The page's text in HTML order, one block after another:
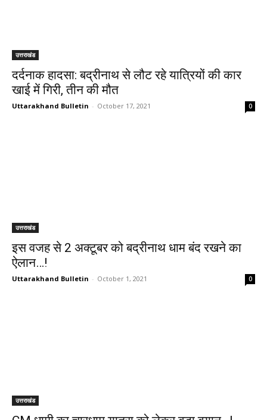
उत्तराखंड
दर्दनाक हादसा: बद्रीनाथ से लौट रहे यात्रियों की कार
खाई में गिरी, तीन की मौत
Uttarakhand Bulletin - October 17, 2021 0
उत्तराखंड
इस वजह से 2 अक्टूबर को बद्रीनाथ धाम बंद रखने का
ऐलान…!
Uttarakhand Bulletin - October 1, 2021 0
उत्तराखंड